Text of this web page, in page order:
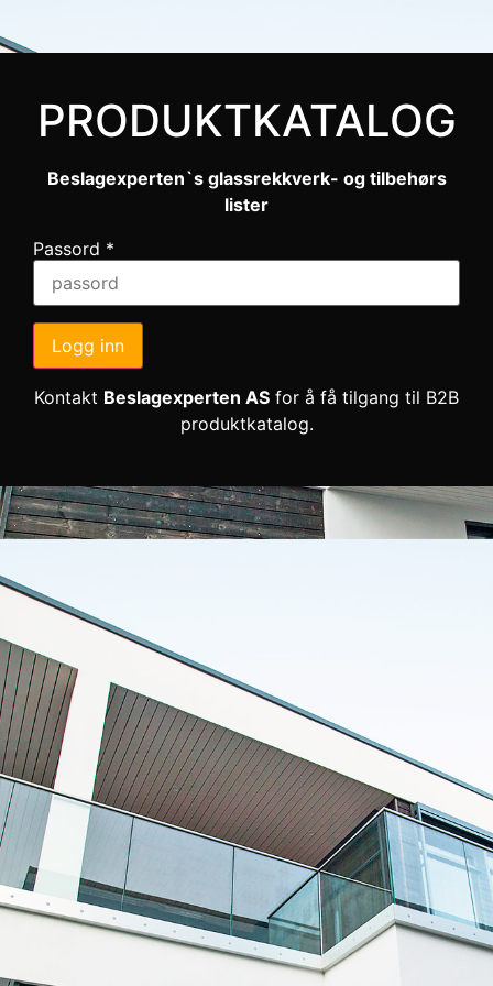
PRODUKTKATALOG
Beslagexperten`s glassrekkverk- og tilbehørs
lister
Passord *
Logg inn
Kontakt Beslagexperten AS for å få tilgang til B2B
produktkatalog.